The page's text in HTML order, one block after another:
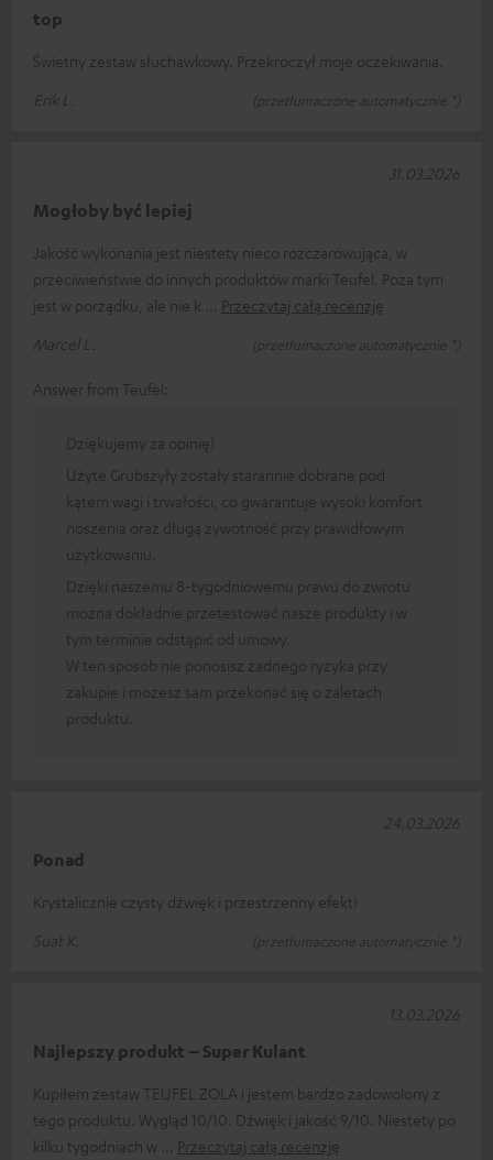
top
Świetny zestaw słuchawkowy. Przekroczył moje oczekiwania.
Erik L.
(przetłumaczone automatycznie *)
Mogłoby być lepiej
Jakość wykonania jest niestety nieco rozczarowująca, w
przeciwieństwie do innych produktów marki Teufel. Poza tym
jest w porządku, ale nie k
Przeczytaj całą recenzję
Marcel L.
(przetłumaczone automatycznie *)
31.03.2026
Answer from Teufel:
Dziękujemy za opinię!
Użyte Grubszyły zostały starannie dobrane pod
kątem wagi i trwałości, co gwarantuje wysoki komfort
noszenia oraz długą żywotność przy prawidłowym
użytkowaniu.
Dzięki naszemu 8-tygodniowemu prawu do zwrotu
można dokładnie przetestować nasze produkty i w
tym terminie odstąpić od umowy.
W ten sposób nie ponosisz żadnego ryzyka przy
zakupie i możesz sam przekonać się o zaletach
produktu.
Ponad
Krystalicznie czysty dźwięk i przestrzenny efekt!
Suat K.
(przetłumaczone automatycznie *)
24.03.2026
Najlepszy produkt – Super Kulant
Kupiłem zestaw TEUFEL ZOLA i jestem bardzo zadowolony z
tego produktu. Wygląd 10/10. Dźwięk i jakość 9/10. Niestety po
kilku tygodniach w
Przeczytaj całą recenzję
13.03.2026